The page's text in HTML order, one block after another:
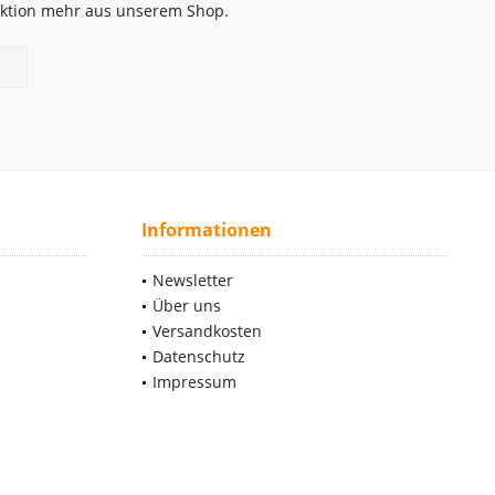
mehr aus unserem Shop.
Informationen
Newsletter
Über uns
Versandkosten
Datenschutz
Impressum